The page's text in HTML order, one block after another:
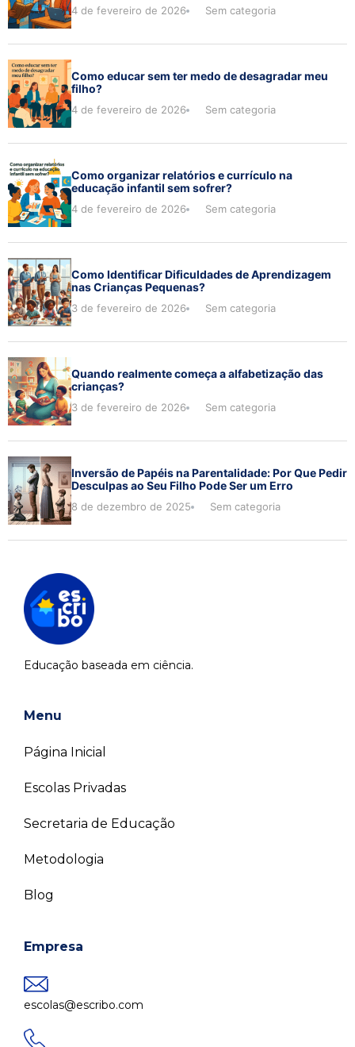
4 de fevereiro de 2026 Sem categoria
Como educar sem ter medo de desagradar meu
filho?
4 de fevereiro de 2026 Sem categoria
Como organizar relatórios e currículo na
educação infantil sem sofrer?
4 de fevereiro de 2026 Sem categoria
Como Identificar Dificuldades de Aprendizagem
nas Crianças Pequenas?
3 de fevereiro de 2026 Sem categoria
Quando realmente começa a alfabetização das
crianças?
3 de fevereiro de 2026 Sem categoria
Inversão de Papéis na Parentalidade: Por Que Pedir
Desculpas ao Seu Filho Pode Ser um Erro
8 de dezembro de 2025 Sem categoria
Educação baseada em ciência.
Menu
Página Inicial
Escolas Privadas
Secretaria de Educação
Metodologia
Blog
Empresa
escolas@escribo.com